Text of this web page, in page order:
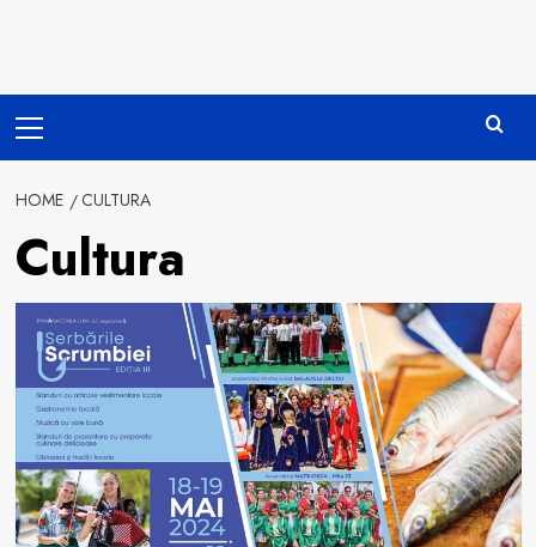
Menu
HOME CULTURA
Cultura